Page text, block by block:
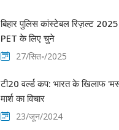
बिहार पुलिस कांस्टेबल रिज़ल्ट
PET के लिए चुने
27/सित॰/2025
टी20 वर्ल्ड कप: भारत के खिलाफ
मार्श का विचार
23/जून/2024